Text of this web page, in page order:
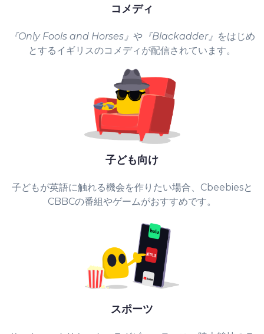
コメディ
『Only Fools and Horses』 や 『Blackadder』 をはじめ
とするイギリスのコメディが配信されています。
子ども向け
子どもが英語に触れる機会を作りたい場合、Cbeebiesと
CBBCの番組やゲームがおすすめです。
スポーツ